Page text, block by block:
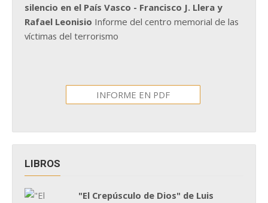
silencio en el País Vasco - Francisco J. Llera y
Rafael Leonisio Informe del centro memorial de las
víctimas del terrorismo
INFORME EN PDF
LIBROS
"El Crepúsculo de Dios" de Luis